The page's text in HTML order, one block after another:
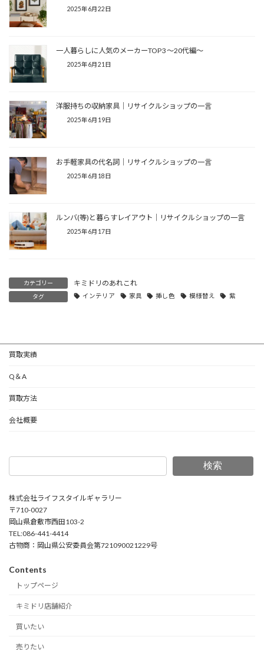
2025年6月22日
一人暮らしに人気のメーカーTOP3 ～20代編～
2025年6月21日
洋服持ちの収納家具│リサイクルショップの一言
2025年6月19日
お手軽家具の代名詞│リサイクルショップの一言
2025年6月18日
ルンバ(等)と暮らすレイアウト│リサイクルショップの一言
2025年6月17日
カテゴリー キミドリのあれこれ
タグ インテリア 家具 挿し色 模様替え 紫
買取実績
Q＆A
買取方法
会社概要
検索
株式会社ライフスタイルギャラリー
〒710-0027
岡山県倉敷市西田103-2
TEL:086-441-4414
古物商：岡山県公安委員会第721090021229号
Contents
トップページ
キミドリ店舗紹介
買いたい
売りたい